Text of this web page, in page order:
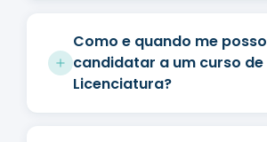
Como e quando me posso
candidatar a um curso de
Licenciatura?